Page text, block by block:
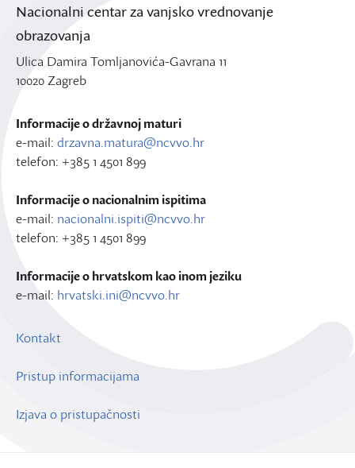
Nacionalni centar za vanjsko vrednovanje
obrazovanja
Ulica Damira Tomljanovića-Gavrana 11
10020 Zagreb
Informacije o državnoj maturi
e-mail: drzavna.matura@ncvvo.hr
telefon: +385 1 4501 899
Informacije o nacionalnim ispitima
e-mail: nacionalni.ispiti@ncvvo.hr
telefon: +385 1 4501 899
Informacije o hrvatskom kao inom jeziku
e-mail: hrvatski.ini@ncvvo.hr
Kontakt
Pristup informacijama
Izjava o pristupačnosti